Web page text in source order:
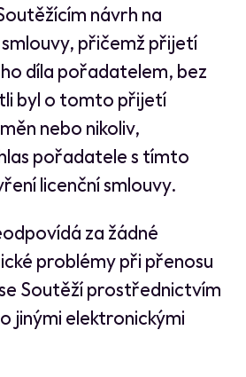
návrh na
přičemž přijetí
díla pořadatelem, bez
byl o tomto přijetí
nebo nikoliv,
pořadatele s tímto
licenční smlouvy.
za žádné
problémy při přenosu
Soutěží prostřednictvím
jinými elektronickými